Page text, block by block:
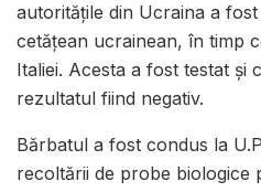
autoritățile din Ucraina a
cetățean ucrainean, în timp
Italiei. Acesta a fost testat și
rezultatul fiind negativ.
Bărbatul a fost condus la
recoltării de probe biologice